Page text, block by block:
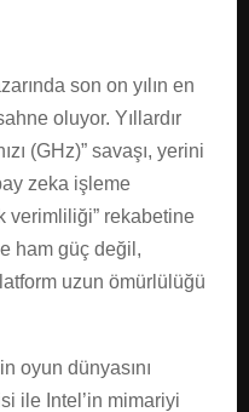
son on yılın en
oluyor. Yıllardır
(GHz)” savaşı, yerini
zeka işleme
verimliliği” rekabetine
ham güç değil,
uzun ömürlülüğü
oyun dünyasını
ile Intel’in mimariyi